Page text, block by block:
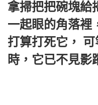
拿掃把把碗塊給
一起眼的角落裡
打算打死它，
時，它已不見影